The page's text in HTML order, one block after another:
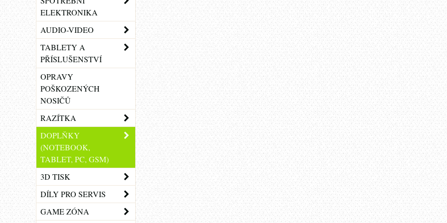
ELEKTRONIKA
AUDIO-VIDEO
TABLETY A
PŘÍSLUŠENSTVÍ
OPRAVY
POŠKOZENÝCH
NOSIČŮ
RAZÍTKA
DOPLŇKY
(NOTEBOOK,
TABLET, PC, GSM)
3D TISK
DÍLY PRO SERVIS
GAME ZÓNA